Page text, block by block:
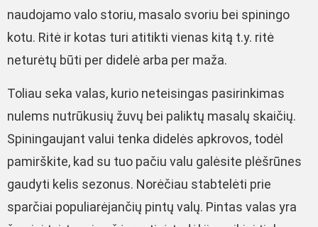
naudojamo valo storiu, masalo svoriu bei spiningo
kotu. Ritė ir kotas turi atitikti vienas kitą t.y. ritė
neturėtų būti per didelė arba per maža.
Toliau seka valas, kurio neteisingas pasirinkimas
nulems nutrūkusių žuvų bei paliktų masalų skaičių.
Spiningaujant valui tenka didelės apkrovos, todėl
pamirškite, kad su tuo pačiu valu galėsite plėšrūnes
gaudyti kelis sezonus. Norėčiau stabtelėti prie
sparčiai populiarėjančių pintų valų. Pintas valas yra